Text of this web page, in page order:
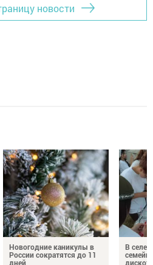
новости
Новогодние каникулы в
России сократятся до 11
дней
В селе